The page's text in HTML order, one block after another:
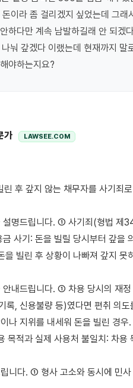
이라 좀 걸리겠지 싶었는데 그
하다만 계속 남발하길래 안 되겠
눠 갚겠다 이랬는데 현재까지 말
야하는지요?
가 LAWSEE.COM
설명드립니다. ① 사기죄(형법 제
사기: 돈을 빌릴 당시부터 갚을
을 빌린 후 상황이 나빠져 갚지
내드립니다. ① 차용 당시의 재
록, 신용불량 등)였다면 편취 의
나 지위를 내세워 돈을 빌린 경
목적과 실제 사용처 불일치: 차용
니다. ① 형사 고소와 동시에 민